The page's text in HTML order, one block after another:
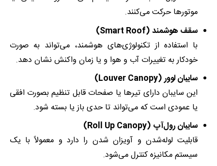
موتورها حرکت می‌کنند.
سقف هوشمند (Smart Roof)
با استفاده از تکنولوژی‌های هوشمند، می‌تواند به صورت
خودکار به تغییرات آب و هوا و یا زمان واکنش نشان دهد.
سایبان لوور (Louver Canopy)
این سایبان دارای تیرها یا صفحات قابل تنظیم بصورت افقی
یا عمودی است که می‌تواند تا حدی باز یا بسته شود.
سایبان رول‌آپ (Roll Up Canopy)
قابلیت لوله‌شدن و آویزان شدن را دارد و معمولاً با یک
سیستم مکانیزه کنترل می‌شود.